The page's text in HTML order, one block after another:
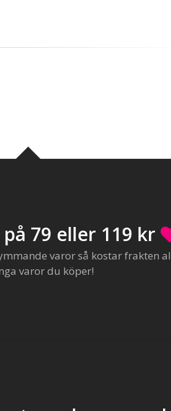
79 eller 119 kr
varor så kostar frakten
varor du köper!